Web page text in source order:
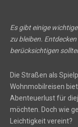
Es gibt einige
zu bleiben.
berücksichtigen
Die Straßen als
Wohnmobilreisen
Abenteuerlust für
möchten. Doch wie
Leichtigkeit vereint?